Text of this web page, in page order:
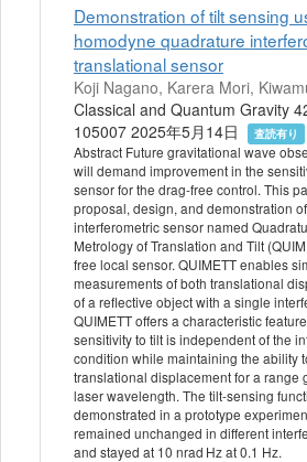
Demonstration of tilt sensing
homodyne quadrature
translational sensor
Koji Nagano, Karera Mori,
Classical and Quantum Gravity
105007 2025年5月14日
査読有り
Abstract Future gravitational wave
will demand improvement in the
sensor for the drag-free control. This
proposal, design, and demonstration
interferometric sensor named
Metrology of Translation and Tilt
free local sensor. QUIMETT enables
measurements of both translational
of a reflective object with a single
QUIMETT offers a characteristic
sensitivity to tilt is independent of the
condition while maintaining the ability
translational displacement for a range
laser wavelength. The tilt-sensing
demonstrated in a prototype
remained unchanged in different
and stayed at 10 nrad Hz at 0.1 Hz.